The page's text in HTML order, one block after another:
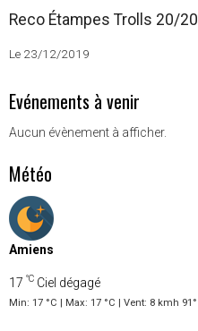
Reco Étampes Trolls 20/20
Le 23/12/2019
Evénements à venir
Aucun évènement à afficher.
Météo
Amiens
17 °C Ciel dégagé
Min: 17 °C | Max: 17 °C | Vent: 8 kmh 91°